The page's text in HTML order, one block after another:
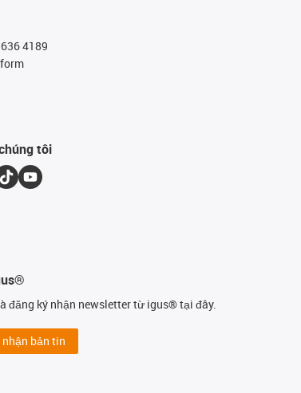
4189
tôi
đăng ký nhận newsletter từ igus® tại đây.
bản tin